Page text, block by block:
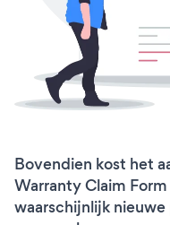
Bovendien kost het
Warranty Claim
waarschijnlijk